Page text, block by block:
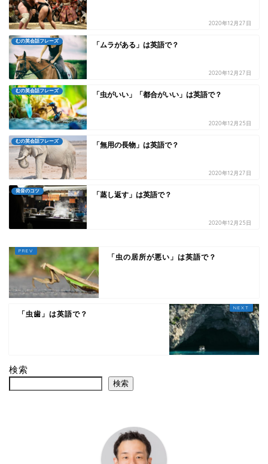
2020年12月27日
むの英会話フレーズ 「ムラがある」は英語で？
2020年12月27日
むの英会話フレーズ 「虫がいい」「都合がいい」は英語で？
2020年12月25日
むの英会話フレーズ 「無用の長物」は英語で？
2020年12月27日
発音のコツ 「蒸し返す」は英語で？
2020年12月25日
「虫の居所が悪い」は英語で？
「虫歯」は英語で？
検索
検索